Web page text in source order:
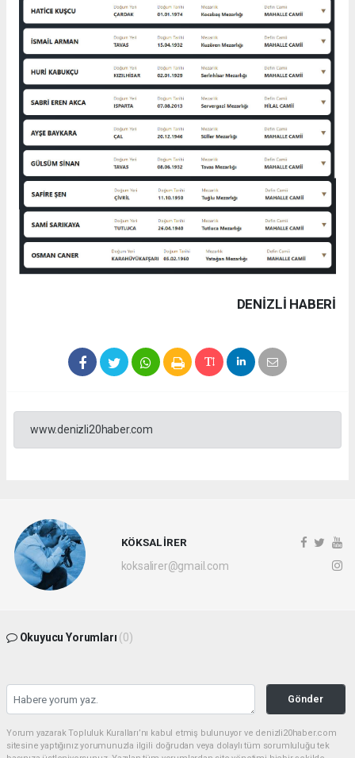
DENIZLI HABERİ
www.denizli20haber.com
KÖKSAL İRER
koksalirer@gmail.com
Okuyucu Yorumları (0)
Gönder
Yorum yazarak Topluluk Kuralları’nı kabul etmiş bulunuyor ve denizli20haber.com
sitesine yaptığınız yorumunuzla ilgili doğrudan veya dolaylı tüm sorumluluğu tek